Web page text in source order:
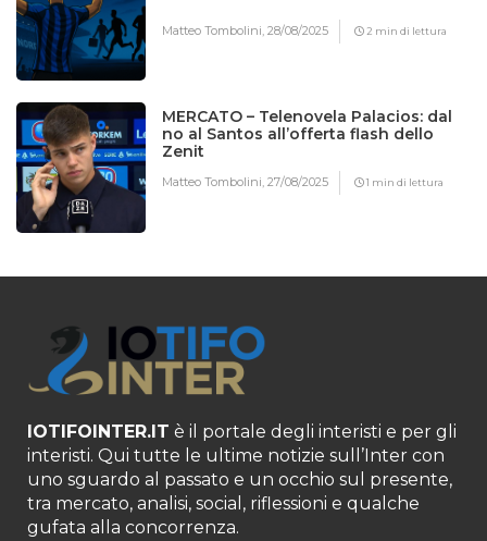
Matteo Tombolini,28/08/2025 2 min di lettura
MERCATO – Telenovela Palacios: dal
no al Santos all’offerta flash dello
Zenit
Matteo Tombolini,27/08/2025 1 min di lettura
IOTIFOINTER.IT è il portale degli interisti e per gli
interisti. Qui tutte le ultime notizie sull’Inter con
uno sguardo al passato e un occhio sul presente,
tra mercato, analisi, social, riflessioni e qualche
gufata alla concorrenza.